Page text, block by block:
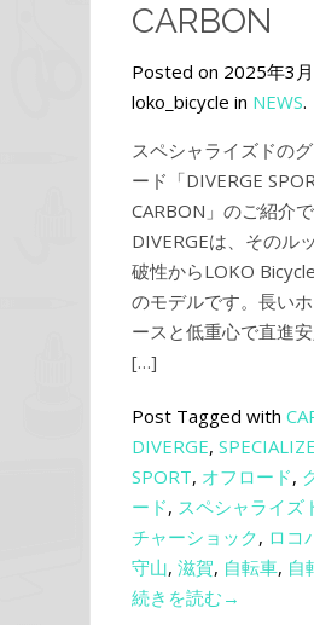
CARBON
Posted on 2025年3
loko_bicycle in NEWS.
スペシャライズドの
ード「DIVERGE
CARBON」のご紹介で
DIVERGEは、そのル
破性からLOKO
のモデルです。長い
ースと低重心で直進
[…]
Post Tagged with
DIVERGE,
SPORT, オフロード,
ード, スペシャライズ
チャーショック, ロコ
守山, 滋賀, 自転車, 自
続きを読む→